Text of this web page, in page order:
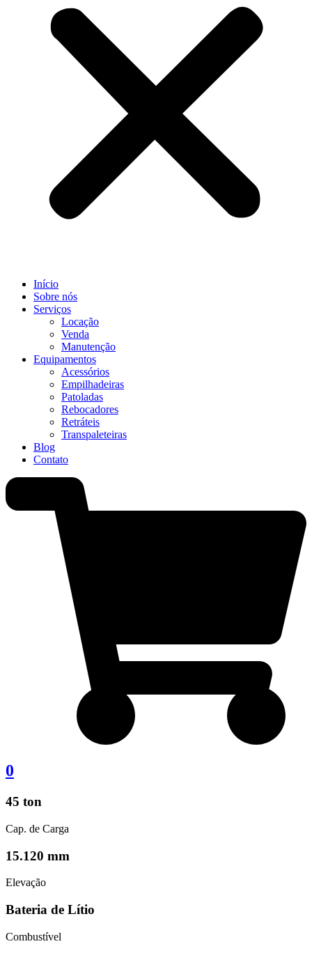
Início
Sobre nós
Serviços
Locação
Venda
Manutenção
Equipamentos
Acessórios
Empilhadeiras
Patoladas
Rebocadores
Retráteis
Transpaleteiras
Blog
Contato
0
45 ton
Cap. de Carga
15.120 mm
Elevação
Bateria de Lítio
Combustível